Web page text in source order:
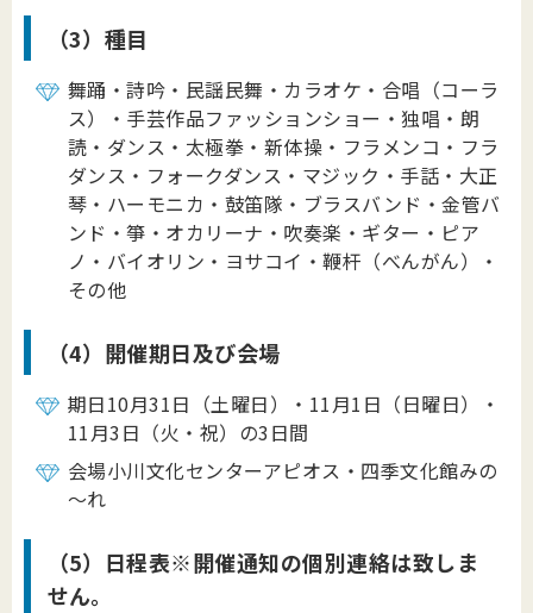
（3）種目
舞踊・詩吟・民謡民舞・カラオケ・合唱（コーラ
ス）・手芸作品ファッションショー・独唱・朗
読・ダンス・太極拳・新体操・フラメンコ・フラ
ダンス・フォークダンス・マジック・手話・大正
琴・ハーモニカ・鼓笛隊・ブラスバンド・金管バ
ンド・箏・オカリーナ・吹奏楽・ギター・ピア
ノ・バイオリン・ヨサコイ・鞭杆（べんがん）・
その他
（4）開催期日及び会場
期日10月31日（土曜日）・11月1日（日曜日）・
11月3日（火・祝）の3日間
会場小川文化センターアピオス・四季文化館みの
～れ
（5）日程表※開催通知の個別連絡は致しま
せん。